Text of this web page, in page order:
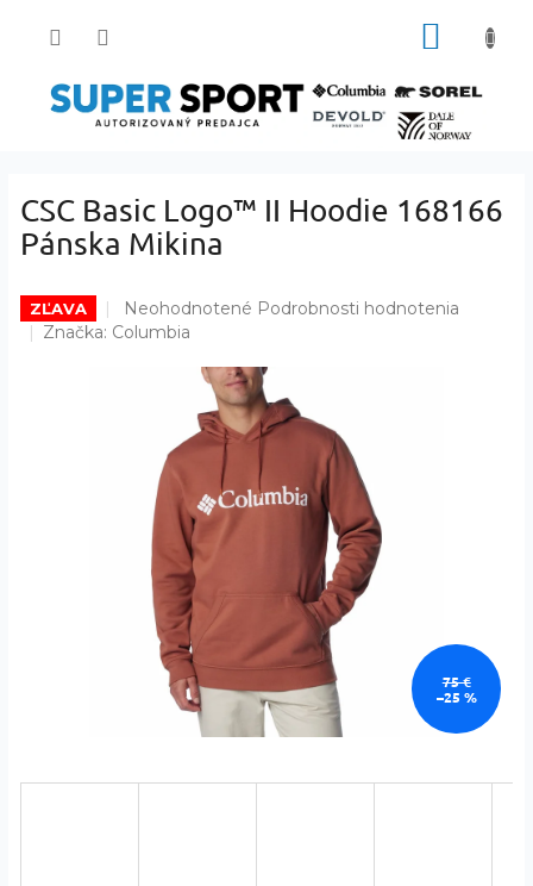
CSC Basic Logo™ II Hoodie 168166
Pánska Mikina
ZĽAVA
Priemerné
hodnotenie
hviezdičiek.
Neohodnotené Podrobnosti hodnotenia
Značka: Columbia
75 €
–25 %